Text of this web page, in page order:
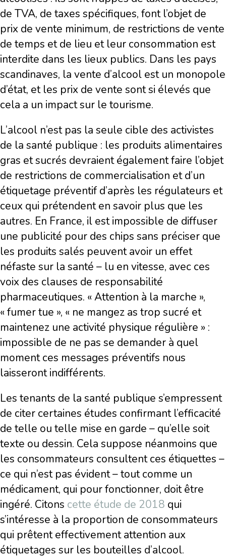
de TVA, de taxes spécifiques, font l’objet de
prix de vente minimum, de restrictions de vente
de temps et de lieu et leur consommation est
interdite dans les lieux publics. Dans les pays
scandinaves, la vente d’alcool est un monopole
d’état, et les prix de vente sont si élevés que
cela a un impact sur le tourisme.
L’alcool n’est pas la seule cible des activistes
de la santé publique : les produits alimentaires
gras et sucrés devraient également faire l’objet
de restrictions de commercialisation et d’un
étiquetage préventif d’après les régulateurs et
ceux qui prétendent en savoir plus que les
autres. En France, il est impossible de diffuser
une publicité pour des chips sans préciser que
les produits salés peuvent avoir un effet
néfaste sur la santé – lu en vitesse, avec ces
voix des clauses de responsabilité
pharmaceutiques. « Attention à la marche »,
« fumer tue », « ne mangez as trop sucré et
maintenez une activité physique régulière » :
impossible de ne pas se demander à quel
moment ces messages préventifs nous
laisseront indifférents.
Les tenants de la santé publique s’empressent
de citer certaines études confirmant l’efficacité
de telle ou telle mise en garde – qu’elle soit
texte ou dessin. Cela suppose néanmoins que
les consommateurs consultent ces étiquettes –
ce qui n’est pas évident – tout comme un
médicament, qui pour fonctionner, doit être
ingéré. Citons cette étude de 2018 qui
s’intéresse à la proportion de consommateurs
qui prêtent effectivement attention aux
étiquetages sur les bouteilles d’alcool.